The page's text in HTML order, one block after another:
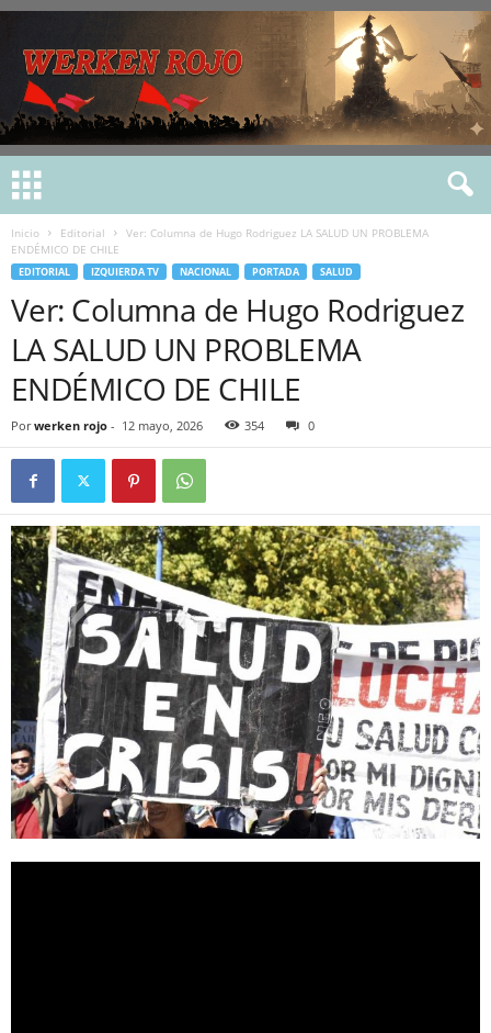
Inicio Editorial
Ver: Columna de Hugo Rodriguez LA SALUD UN PROBLEMA
ENDÉMICO DE CHILE
EDITORIAL IZQUIERDA TV NACIONAL PORTADA SALUD
Ver: Columna de Hugo Rodriguez
LA SALUD UN PROBLEMA
ENDÉMICO DE CHILE
Por werken rojo - 12 mayo, 2026 354 0